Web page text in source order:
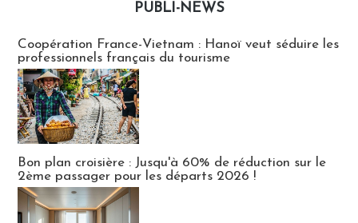
PUBLI-NEWS
Coopération France-Vietnam : Hanoï veut séduire les
professionnels français du tourisme
Bon plan croisière : Jusqu'à 60% de réduction sur le
2ème passager pour les départs 2026 !